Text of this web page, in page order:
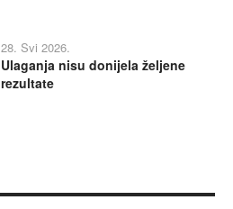
28. Svi 2026.
Ulaganja nisu donijela željene
rezultate